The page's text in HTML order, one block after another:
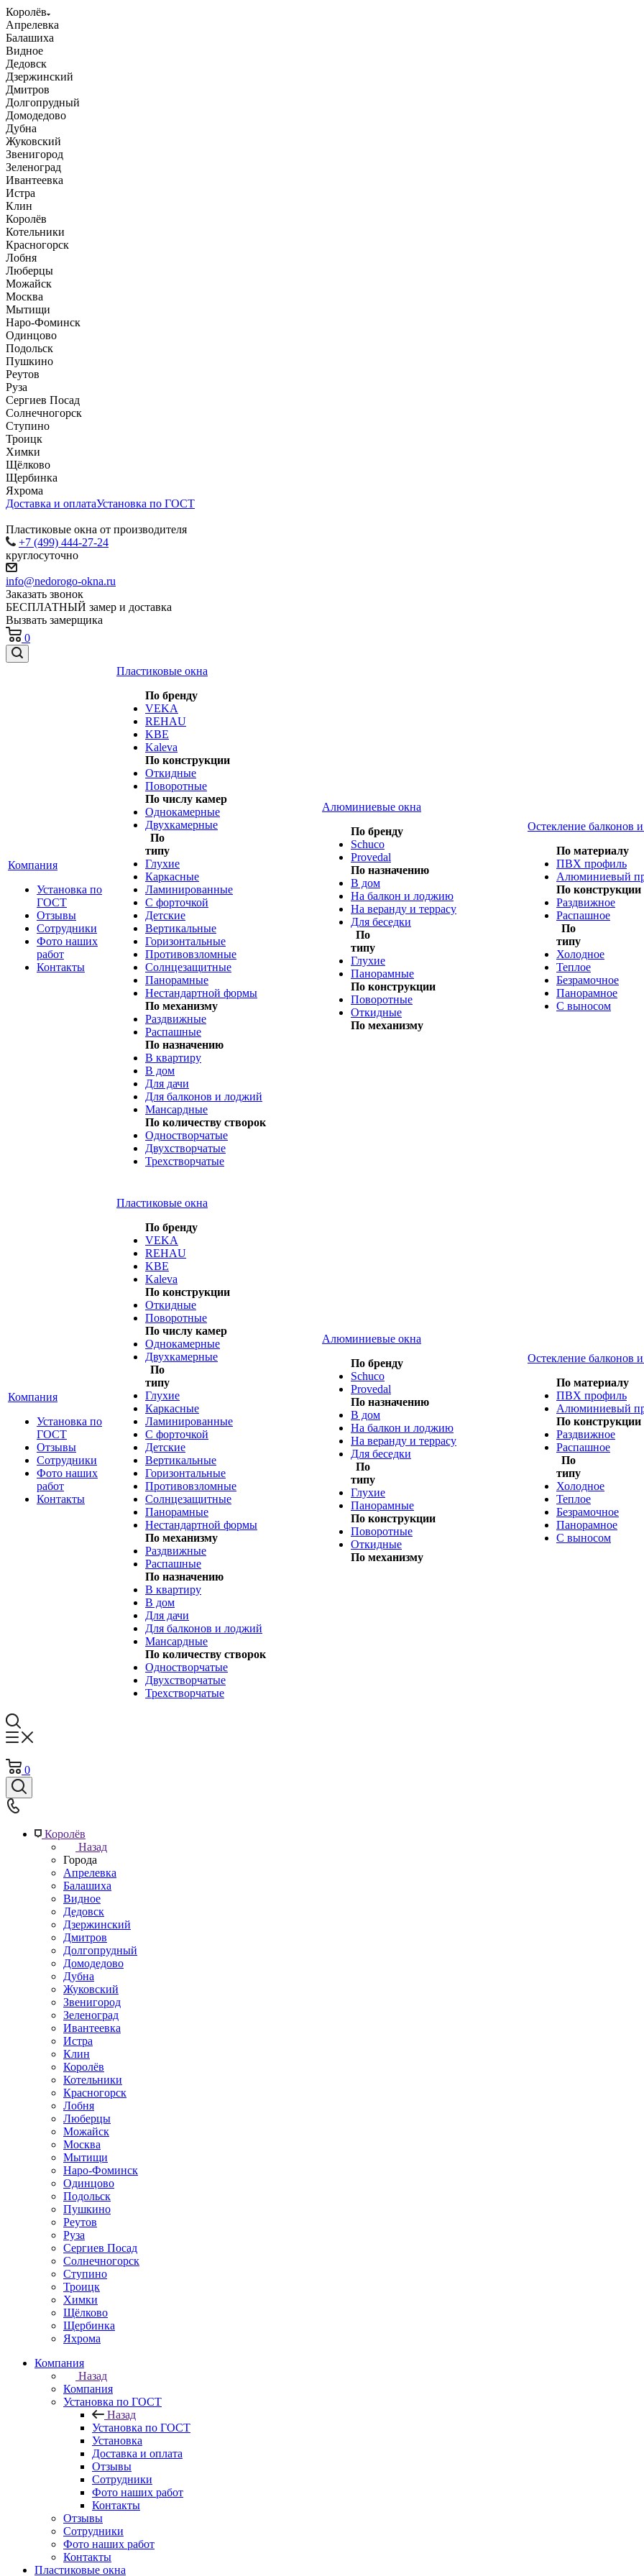
Королёв
Апрелевка
Балашиха
Видное
Дедовск
Дзержинский
Дмитров
Долгопрудный
Домодедово
Дубна
Жуковский
Звенигород
Зеленоград
Ивантеевка
Истра
Клин
Королёв
Котельники
Красногорск
Лобня
Люберцы
Можайск
Москва
Мытищи
Наро-Фоминск
Одинцово
Подольск
Пушкино
Реутов
Руза
Сергиев Посад
Солнечногорск
Ступино
Троицк
Химки
Щёлково
Щербинка
Яхрома
Доставка и оплатаУстановка по ГОСТ
Пластиковые окна от производителя
+7 (499) 444-27-24
круглосуточно
info@nedorogo-okna.ru
Заказать звонок
БЕСПЛАТНЫЙ замер и доставка
Вызвать замерщика
0
Компания
Установка по
ГОСТ
Отзывы
Сотрудники
Фото наших
работ
Контакты
Пластиковые окна
По бренду
VEKA
REHAU
KBE
Kaleva
По конструкции
Откидные
Поворотные
По числу камер
Однокамерные
Двухкамерные
По
типу
Глухие
Каркасные
Ламинированные
С форточкой
Детские
Вертикальные
Горизонтальные
Противовзломные
Солнцезащитные
Панорамные
Нестандартной формы
По механизму
Раздвижные
Распашные
По назначению
В квартиру
В дом
Для дачи
Для балконов и лоджий
Мансардные
По количеству створок
Одностворчатые
Двухстворчатые
Трехстворчатые
Алюминиевые окна
По бренду
Schuco
Provedal
По назначению
В дом
На балкон и лоджию
На веранду и террасу
Для беседки
По
типу
Глухие
Панорамные
По конструкции
Поворотные
Откидные
По механизму
Остекление балконов
По материалу
ПВХ профиль
Алюминиевый
По конструкции
Раздвижное
Распашное
По
типу
Холодное
Теплое
Безрамочное
Панорамное
С выносом
Компания
Установка по
ГОСТ
Отзывы
Сотрудники
Фото наших
работ
Контакты
Пластиковые окна
По бренду
VEKA
REHAU
KBE
Kaleva
По конструкции
Откидные
Поворотные
По числу камер
Однокамерные
Двухкамерные
По
типу
Глухие
Каркасные
Ламинированные
С форточкой
Детские
Вертикальные
Горизонтальные
Противовзломные
Солнцезащитные
Панорамные
Нестандартной формы
По механизму
Раздвижные
Распашные
По назначению
В квартиру
В дом
Для дачи
Для балконов и лоджий
Мансардные
По количеству створок
Одностворчатые
Двухстворчатые
Трехстворчатые
Алюминиевые окна
По бренду
Schuco
Provedal
По назначению
В дом
На балкон и лоджию
На веранду и террасу
Для беседки
По
типу
Глухие
Панорамные
По конструкции
Поворотные
Откидные
По механизму
Остекление балконов
По материалу
ПВХ профиль
Алюминиевый
По конструкции
Раздвижное
Распашное
По
типу
Холодное
Теплое
Безрамочное
Панорамное
С выносом
0
Королёв
Назад
Города
Апрелевка
Балашиха
Видное
Дедовск
Дзержинский
Дмитров
Долгопрудный
Домодедово
Дубна
Жуковский
Звенигород
Зеленоград
Ивантеевка
Истра
Клин
Королёв
Котельники
Красногорск
Лобня
Люберцы
Можайск
Москва
Мытищи
Наро-Фоминск
Одинцово
Подольск
Пушкино
Реутов
Руза
Сергиев Посад
Солнечногорск
Ступино
Троицк
Химки
Щёлково
Щербинка
Яхрома
Компания
Назад
Компания
Установка по ГОСТ
Назад
Установка по ГОСТ
Установка
Доставка и оплата
Отзывы
Сотрудники
Фото наших работ
Контакты
Отзывы
Сотрудники
Фото наших работ
Контакты
Пластиковые окна